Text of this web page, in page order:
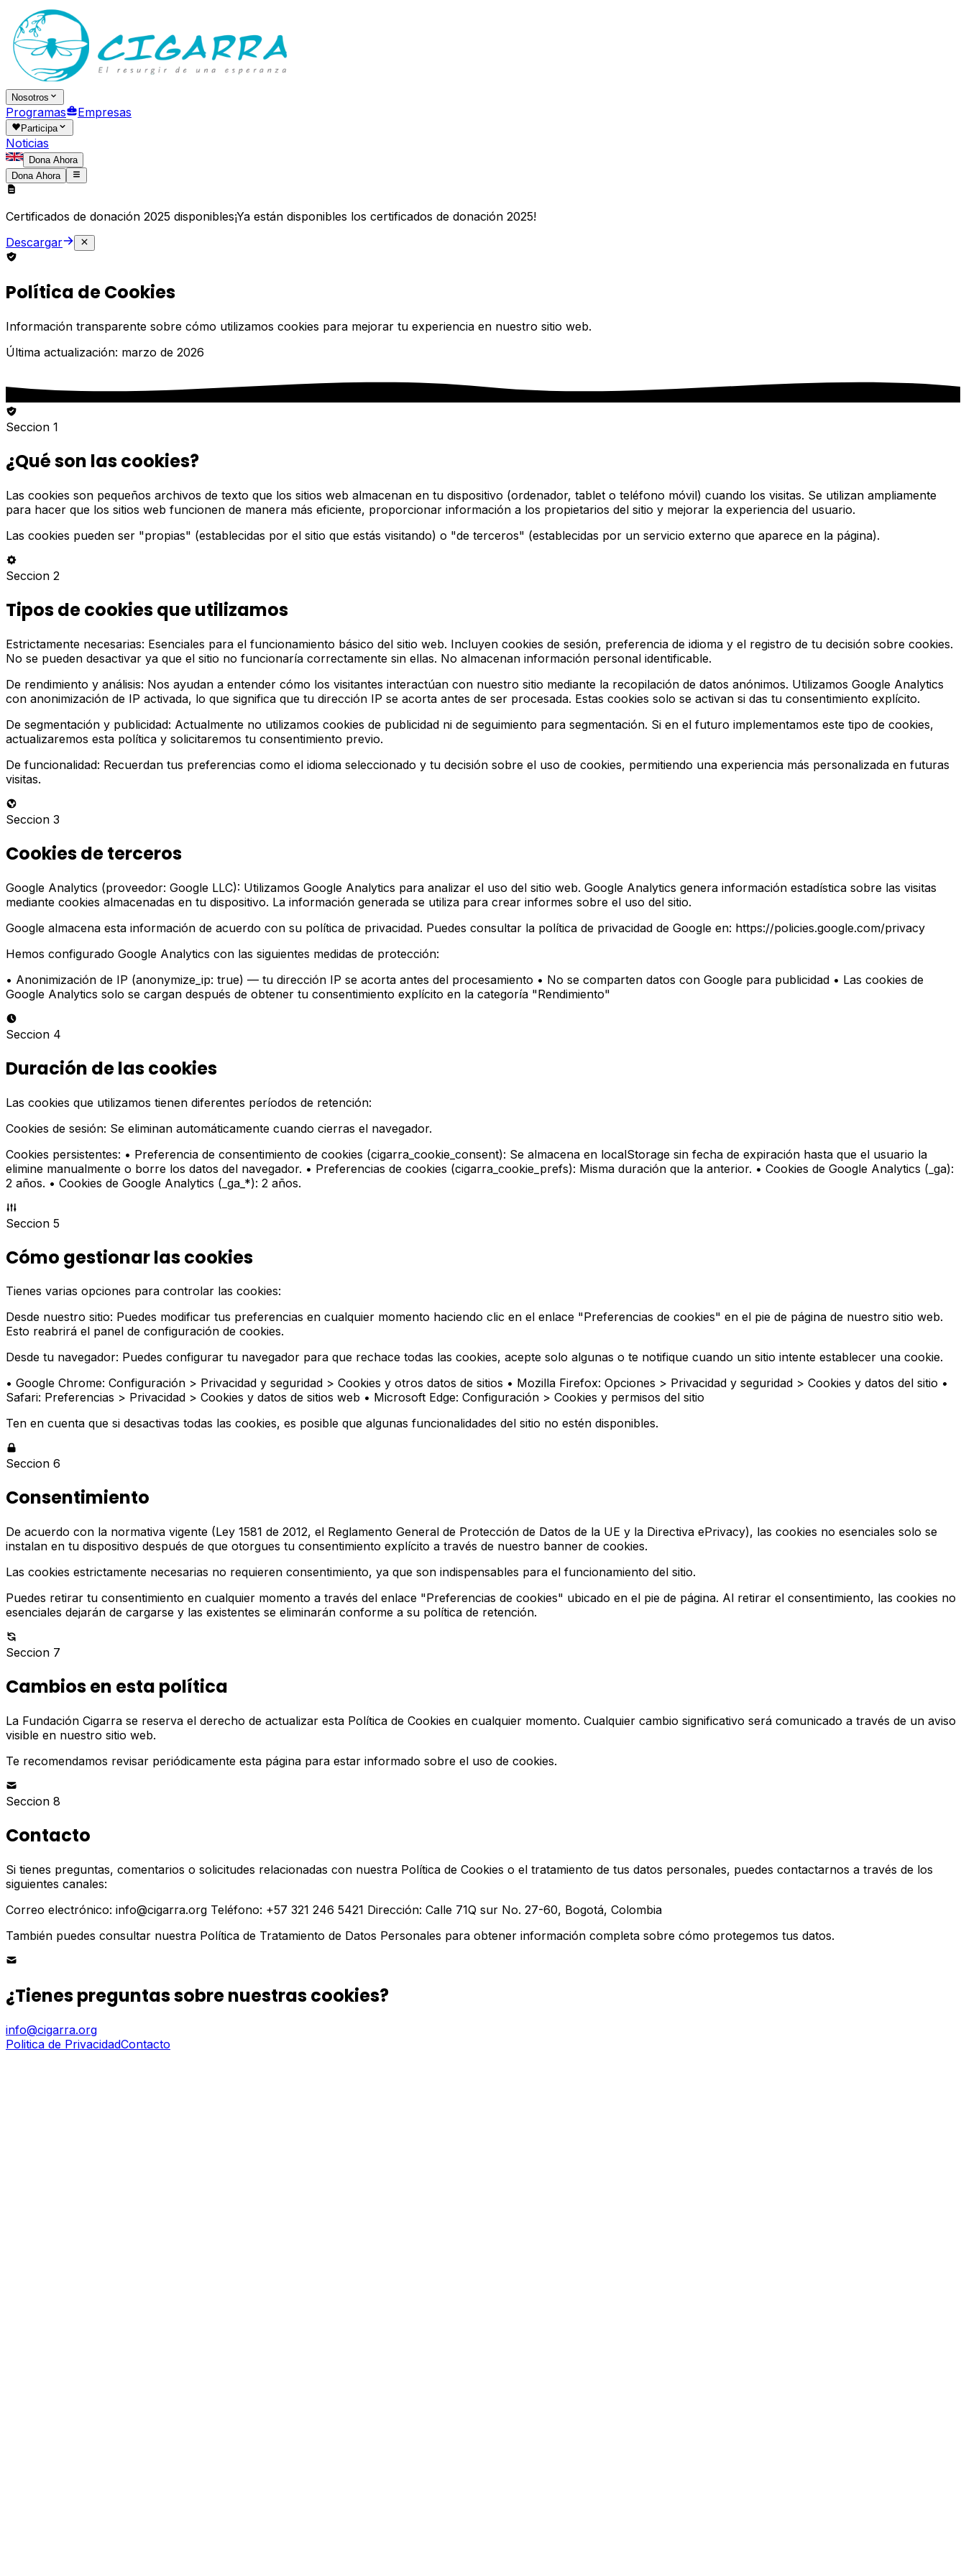
Nosotros
Programas Empresas
Participa
Noticias
Dona Ahora
Dona Ahora
Certificados de donación 2025 disponibles¡Ya están disponibles los certificados de donación 2025!
Descargar
Política de Cookies
Información transparente sobre cómo utilizamos cookies para mejorar tu experiencia en nuestro sitio web.
Última actualización: marzo de 2026
Seccion 1
¿Qué son las cookies?
Las cookies son pequeños archivos de texto que los sitios web almacenan en tu dispositivo (ordenador, tablet o teléfono móvil) cuando los visitas. Se utilizan ampliamente
para hacer que los sitios web funcionen de manera más eficiente, proporcionar información a los propietarios del sitio y mejorar la experiencia del usuario.
Las cookies pueden ser "propias" (establecidas por el sitio que estás visitando) o "de terceros" (establecidas por un servicio externo que aparece en la página).
Seccion 2
Tipos de cookies que utilizamos
Estrictamente necesarias: Esenciales para el funcionamiento básico del sitio web. Incluyen cookies de sesión, preferencia de idioma y el registro de tu decisión sobre cookies.
No se pueden desactivar ya que el sitio no funcionaría correctamente sin ellas. No almacenan información personal identificable.
De rendimiento y análisis: Nos ayudan a entender cómo los visitantes interactúan con nuestro sitio mediante la recopilación de datos anónimos. Utilizamos Google Analytics
con anonimización de IP activada, lo que significa que tu dirección IP se acorta antes de ser procesada. Estas cookies solo se activan si das tu consentimiento explícito.
De segmentación y publicidad: Actualmente no utilizamos cookies de publicidad ni de seguimiento para segmentación. Si en el futuro implementamos este tipo de cookies,
actualizaremos esta política y solicitaremos tu consentimiento previo.
De funcionalidad: Recuerdan tus preferencias como el idioma seleccionado y tu decisión sobre el uso de cookies, permitiendo una experiencia más personalizada en futuras
visitas.
Seccion 3
Cookies de terceros
Google Analytics (proveedor: Google LLC): Utilizamos Google Analytics para analizar el uso del sitio web. Google Analytics genera información estadística sobre las visitas
mediante cookies almacenadas en tu dispositivo. La información generada se utiliza para crear informes sobre el uso del sitio.
Google almacena esta información de acuerdo con su política de privacidad. Puedes consultar la política de privacidad de Google en: https://policies.google.com/privacy
Hemos configurado Google Analytics con las siguientes medidas de protección:
• Anonimización de IP (anonymize_ip: true) — tu dirección IP se acorta antes del procesamiento • No se comparten datos con Google para publicidad • Las cookies de
Google Analytics solo se cargan después de obtener tu consentimiento explícito en la categoría "Rendimiento"
Seccion 4
Duración de las cookies
Las cookies que utilizamos tienen diferentes períodos de retención:
Cookies de sesión: Se eliminan automáticamente cuando cierras el navegador.
Cookies persistentes: • Preferencia de consentimiento de cookies (cigarra_cookie_consent): Se almacena en localStorage sin fecha de expiración hasta que el usuario la
elimine manualmente o borre los datos del navegador. • Preferencias de cookies (cigarra_cookie_prefs): Misma duración que la anterior. • Cookies de Google Analytics (_ga):
2 años. • Cookies de Google Analytics (_ga_*): 2 años.
Seccion 5
Cómo gestionar las cookies
Tienes varias opciones para controlar las cookies:
Desde nuestro sitio: Puedes modificar tus preferencias en cualquier momento haciendo clic en el enlace "Preferencias de cookies" en el pie de página de nuestro sitio web.
Esto reabrirá el panel de configuración de cookies.
Desde tu navegador: Puedes configurar tu navegador para que rechace todas las cookies, acepte solo algunas o te notifique cuando un sitio intente establecer una cookie.
• Google Chrome: Configuración > Privacidad y seguridad > Cookies y otros datos de sitios • Mozilla Firefox: Opciones > Privacidad y seguridad > Cookies y datos del sitio •
Safari: Preferencias > Privacidad > Cookies y datos de sitios web • Microsoft Edge: Configuración > Cookies y permisos del sitio
Ten en cuenta que si desactivas todas las cookies, es posible que algunas funcionalidades del sitio no estén disponibles.
Seccion 6
Consentimiento
De acuerdo con la normativa vigente (Ley 1581 de 2012, el Reglamento General de Protección de Datos de la UE y la Directiva ePrivacy), las cookies no esenciales solo se
instalan en tu dispositivo después de que otorgues tu consentimiento explícito a través de nuestro banner de cookies.
Las cookies estrictamente necesarias no requieren consentimiento, ya que son indispensables para el funcionamiento del sitio.
Puedes retirar tu consentimiento en cualquier momento a través del enlace "Preferencias de cookies" ubicado en el pie de página. Al retirar el consentimiento, las cookies no
esenciales dejarán de cargarse y las existentes se eliminarán conforme a su política de retención.
Seccion 7
Cambios en esta política
La Fundación Cigarra se reserva el derecho de actualizar esta Política de Cookies en cualquier momento. Cualquier cambio significativo será comunicado a través de un aviso
visible en nuestro sitio web.
Te recomendamos revisar periódicamente esta página para estar informado sobre el uso de cookies.
Seccion 8
Contacto
Si tienes preguntas, comentarios o solicitudes relacionadas con nuestra Política de Cookies o el tratamiento de tus datos personales, puedes contactarnos a través de los
siguientes canales:
Correo electrónico: info@cigarra.org Teléfono: +57 321 246 5421 Dirección: Calle 71Q sur No. 27-60, Bogotá, Colombia
También puedes consultar nuestra Política de Tratamiento de Datos Personales para obtener información completa sobre cómo protegemos tus datos.
¿Tienes preguntas sobre nuestras cookies?
info@cigarra.org
Politica de PrivacidadContacto